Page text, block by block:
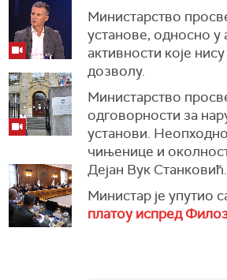
Министарство
установе, односно у
активности које
дозволу.
Министарство
одговорности за
установи.
чињенице и
Дејан Вук Станковић.
Министар је упутио
платоу испред